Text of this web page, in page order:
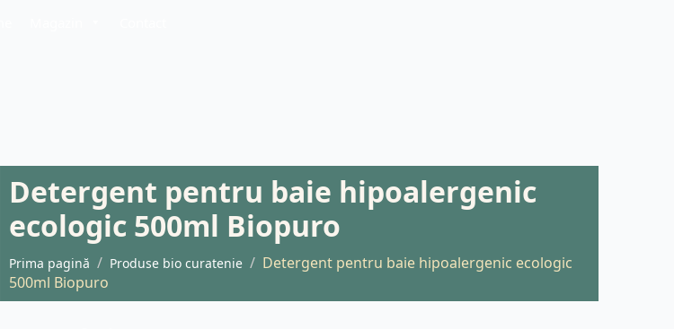
Detergent pentru baie hipoalergenic
ecologic 500ml Biopuro
Prima pagină Produse bio curatenie
Detergent pentru baie hipoalergenic ecologic
500ml Biopuro